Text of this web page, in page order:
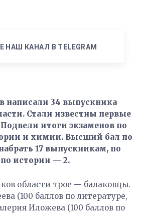
НАШ КАНАЛ В TELEGRAM
написали 34 выпускника
Стали известны первые
итоги экзаменов по
и химии. Высший бал по
17 выпускникам, по
по истории — 2.
области трое — балаковцы.
(100 баллов по литературе,
Иложева (100 баллов по